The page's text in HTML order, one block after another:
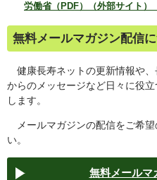
労働省（PDF）（外部サイト）
無料メールマガジン配信
健康長寿ネットの更新情報や
からのメッセージなど日々に役
します。
メールマガジンの配信をご希望
い。
無料メールマ